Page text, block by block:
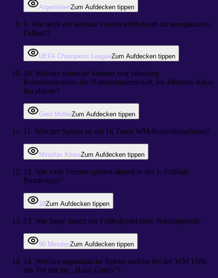
ArgentinienZum Aufdecken tippen
9. Wie heißt der höchste Vereinswettbewerb im europäischen
Fußball?
UEFA Champions LeagueZum Aufdecken tippen
10. Welcher deutsche Stürmer war jahrelang
Rekordtorschütze der Nationalmannschaft, bis Miroslav Klose
ihn ablöste?
Gerd MüllerZum Aufdecken tippen
11 . Welcher Spieler ist mit 16 Toren WM-Rekordtorschütze?
Miroslav KloseZum Aufdecken tippen
12. Wie viele Vereine spielen aktuell in der 1. Fußball-
Bundesliga?
18Zum Aufdecken tippen
13. Wie lange dauert ein Fußballspiel ohne Nachspielzeit?
90 MinutenZum Aufdecken tippen
14. Welcher argentinische Spieler erzielte bei der WM 1986
das Tor mit der „Hand Gottes“?